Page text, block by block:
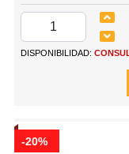
DISPONIBILIDAD:
-20%